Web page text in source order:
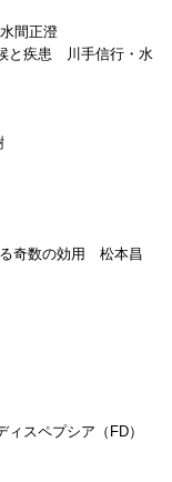
間正澄
と疾患 川手信行・水
奇数の効用 松本昌
スペプシア（FD）